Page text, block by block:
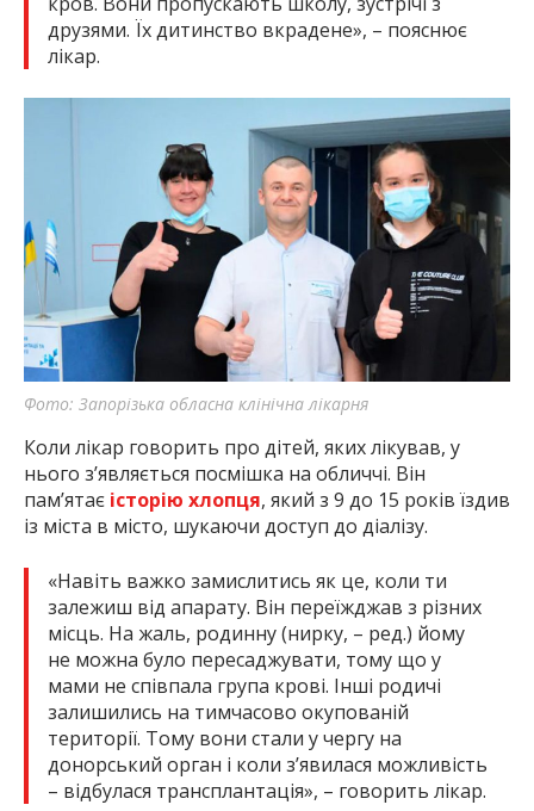
друзями. Їх дитинство вкрадене», – пояснює
лікар.
Фото: Запорізька обласна клінічна лікарня
Коли лікар говорить про дітей, яких лікував, у
нього з’являється посмішка на обличчі. Він
пам’ятає історію хлопця, який з 9 до 15 років їздив
із міста в місто, шукаючи доступ до діалізу.
«Навіть важко замислитись як це, коли ти
залежиш від апарату. Він переїжджав з різних
місць. На жаль, родинну (нирку, – ред.) йому
не можна було пересаджувати, тому що у
мами не співпала група крові. Інші родичі
залишились на тимчасово окупованій
території. Тому вони стали у чергу на
донорський орган і коли з’явилася можливість
– відбулася трансплантація», – говорить лікар.